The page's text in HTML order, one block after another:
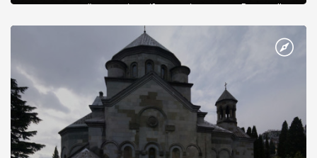
диктувати свої умови візантійському імператору Василю ІІ, та
Херсонесі Володимир-язичник, став Василем-християнином.
А потім було Хрещення Русі. На честь Херсонесу Таврійського